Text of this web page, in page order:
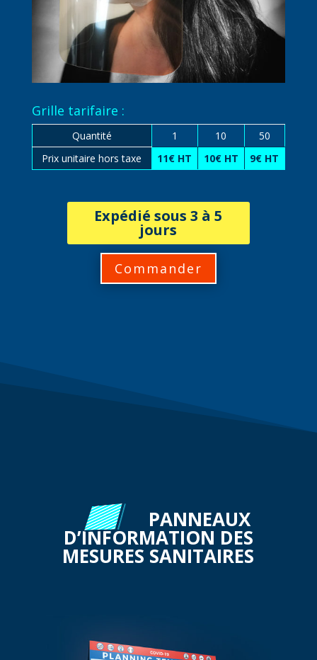
Grille tarifaire :
Quantité 1 10
50
Prix unitaire hors taxe
11€ HT 10€ HT 9€ HT
Expédié sous 3 à 5
jours
Commander
PANNEAUX
D’INFORMATION DES
MESURES SANITAIRES